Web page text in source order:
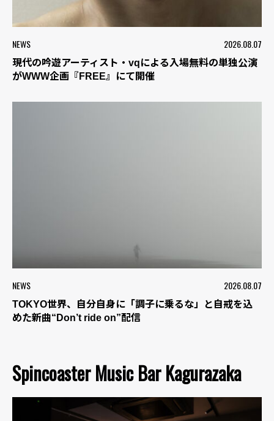
NEWS 2026.08.07
現代の吟遊アーティスト・vqによる入場無料の単独公演
がWWW企画『FREE』にて開催
NEWS 2026.08.07
TOKYO世界、自分自身に「調子に乗るな」と自戒を込
めた新曲“Don’t ride on”配信
Spincoaster Music Bar Kagurazaka